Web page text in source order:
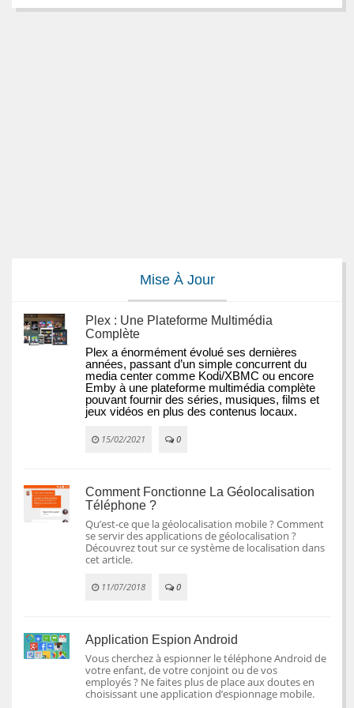
Mise À Jour
Plex : Une Plateforme Multimédia
Complète
Plex a énormément évolué ses dernières
années, passant d’un simple concurrent du
media center comme Kodi/XBMC ou encore
Emby à une plateforme multimédia complète
pouvant fournir des séries, musiques, films et
jeux vidéos en plus des contenus locaux.
15/02/2021 0
Comment Fonctionne La Géolocalisation
Téléphone ?
Qu’est-ce que la géolocalisation mobile ? Comment
se servir des applications de géolocalisation ?
Découvrez tout sur ce système de localisation dans
cet article.
11/07/2018 0
Application Espion Android
Vous cherchez à espionner le téléphone Android de
votre enfant, de votre conjoint ou de vos
employés ? Ne faites plus de place aux doutes en
choisissant une application d’espionnage mobile.